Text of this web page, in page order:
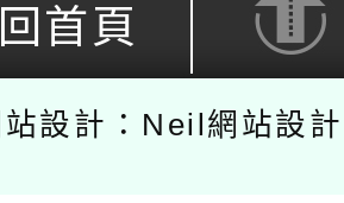
首頁
站設計：Neil網站設